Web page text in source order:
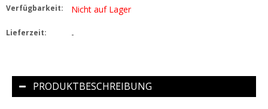
Verfügbarkeit: Nicht auf Lager
Lieferzeit: -
PRODUKTBESCHREIBUNG